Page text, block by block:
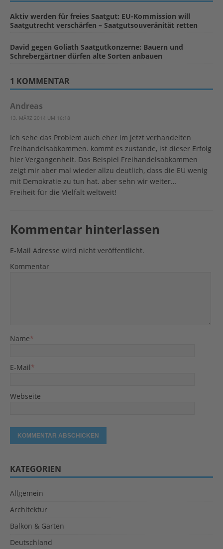
Aktiv werden für freies Saatgut: EU-Kommission will
Saatgutrecht verschärfen – Saatgutsouveränität retten
David gegen Goliath Saatgutkonzerne: Bauern und
Schrebergärtner dürfen alte Sorten anbauen
1 KOMMENTAR
Andreas
13. MÄRZ 2014 UM 16:18
Ich sehe das Problem auch eher im jetzt verhandelten
Freihandelsabkommen. kommt es zustande, ist dieser Erfolg
hier Vergangenheit. Das Beispiel Freihandelsabkommen
zeigt mir aber mal wieder allzu deutlich, dass die EU wenig
mit Demokratie zu tun hat. aber sehn wir weiter…
Freiheit für die Vielfalt weltweit!
Kommentar hinterlassen
E-Mail Adresse wird nicht veröffentlicht.
Kommentar
Name*
E-Mail*
Webseite
KATEGORIEN
Allgemein
Architektur
Balkon & Garten
Deutschland